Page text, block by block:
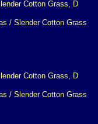
/ Slender Cotton Grass
/ Slender Cotton Grass